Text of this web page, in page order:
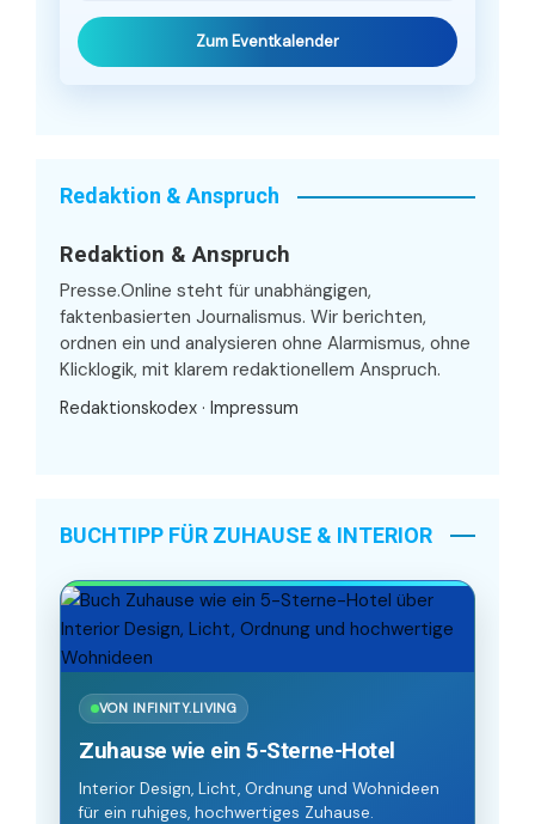
Zum Eventkalender
Redaktion & Anspruch
Redaktion & Anspruch
Presse.Online steht für unabhängigen,
faktenbasierten Journalismus. Wir berichten,
ordnen ein und analysieren ohne Alarmismus, ohne
Klicklogik, mit klarem redaktionellem Anspruch.
Redaktionskodex · Impressum
BUCHTIPP FÜR ZUHAUSE & INTERIOR
VON INFINITY.LIVING
Zuhause wie ein 5-Sterne-Hotel
Interior Design, Licht, Ordnung und Wohnideen
für ein ruhiges, hochwertiges Zuhause.